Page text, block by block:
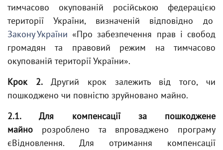
тимчасово окупованій російською федерацією
території України, визначеній відповідно до
Закону України «Про забезпечення прав і свобод
громадян та правовий режим на тимчасово
окупованій території України».
Крок 2. Другий крок залежить від того, чи
пошкоджено чи повністю зруйновано майно.
2.1. Для компенсації за пошкоджене
майно розроблено та впроваджено програму
єВідновлення. Для отримання компенсації